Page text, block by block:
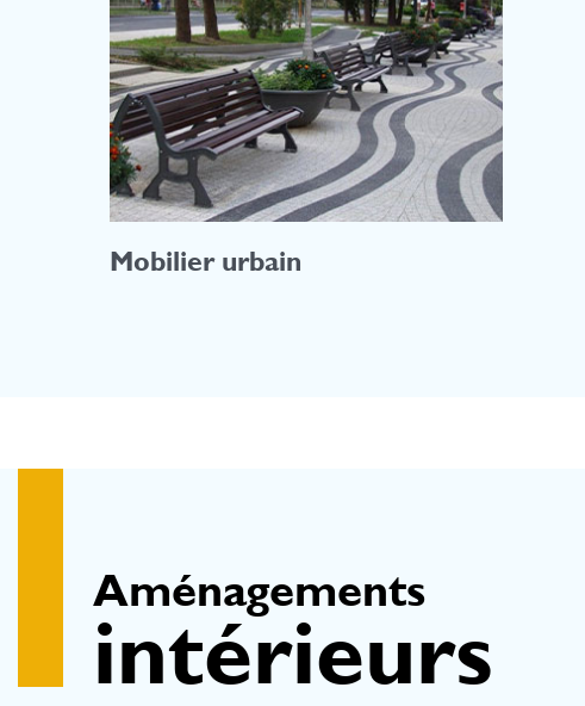
Mobilier urbain
Aménagements
intérieurs